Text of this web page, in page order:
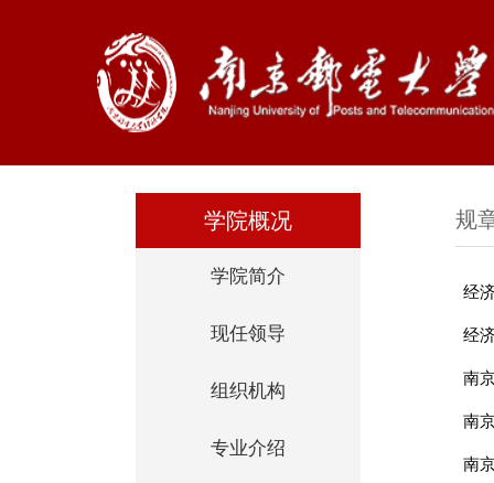
学院概况
学院简介
现任领导
组织机构
专业介绍
规
经
经
南
南
南